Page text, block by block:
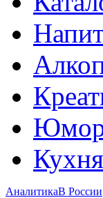
Кухня
АналитикаВ России